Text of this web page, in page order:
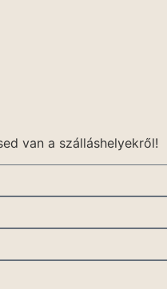
van a szálláshelyekről!